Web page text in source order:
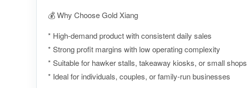
💰 Why Choose Gold Xiang
* High-demand product with consistent daily sales
* Strong profit margins with low operating complexity
* Suitable for hawker stalls, takeaway kiosks, or small shops
* Ideal for individuals, couples, or family-run businesses